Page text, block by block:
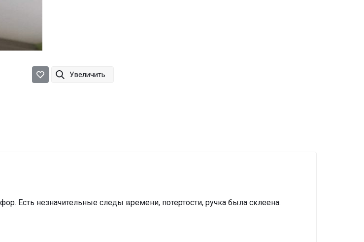
Увеличить
Есть незначительные следы времени, потертости, ручка была склеена.